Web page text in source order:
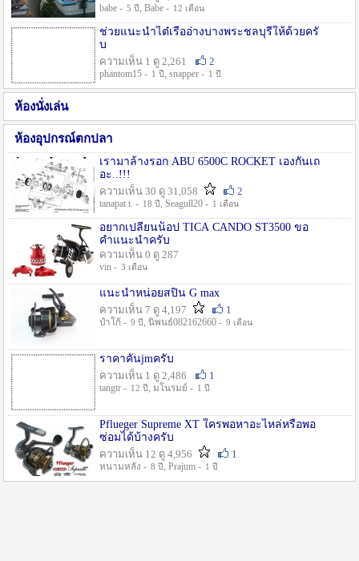
babe - 5 ปี , Babe - 12 เดือน
ช่วยแนะนำไต๋เรืออ่างบางพระชลบุรีให้ด้วยครั
บ
ความเห็น 1 ดู 2,261
2
phantom15 - 1 ปี , snapper - 1 ปี
ห้องนั่งเล่น
ห้องอุปกรณ์ตกปลา
เรามาล้างรอก ABU 6500C ROCKET เองกันเถ
อะ..!!!
ความเห็น 30 ดู 31,058
2
tanapat t. - 18 ปี , Seagull20 - 1 เดือน
อยากเปลี่ยนน็อป TICA CANDO ST3500 ขอ
คำแนะนำครับ
ความเห็น 0 ดู 287
vin - 3 เดือน
แนะนำหน่อยสปิน G max
ความเห็น 7 ดู 4,197
1
ป๋าโก้ - 9 ปี , นิพนธ์082162660 - 9 เดือน
ราคาคันjmครับ
ความเห็น 1 ดู 2,486
1
tangtr - 12 ปี , มโนรมย์ - 1 ปี
Pflueger Supreme XT ใครพอหาอะไหล่หรือพอ
ซ่อมได้บ้างครับ
ความเห็น 12 ดู 4,956
1
หนามหลัง - 8 ปี , Prajum - 1 ปี